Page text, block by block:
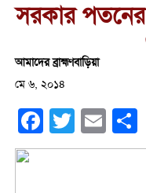
সরকার
আমাদের ব্রাহ্মণবাড়িয়া
মে ৬, ২০১৪
Facebook
Twitter Email